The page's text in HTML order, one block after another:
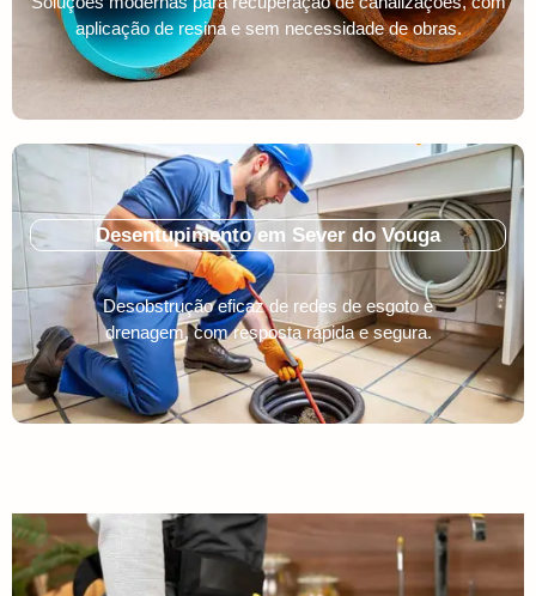
aplicação de resina e sem necessidade de obras.
Desentupimento em Sever do Vouga
Desobstrução eficaz de redes de esgoto e
drenagem, com resposta rápida e segura.